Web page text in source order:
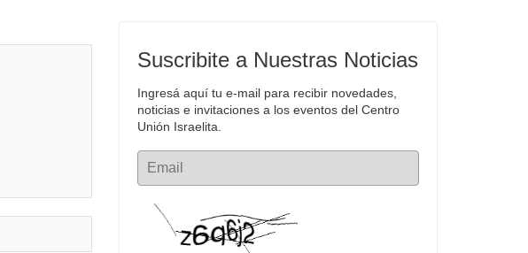
Suscribite a Nuestras Noticias
Ingresá aquí tu e-mail para recibir novedades,
noticias e invitaciones a los eventos del Centro
Unión Israelita.
Email